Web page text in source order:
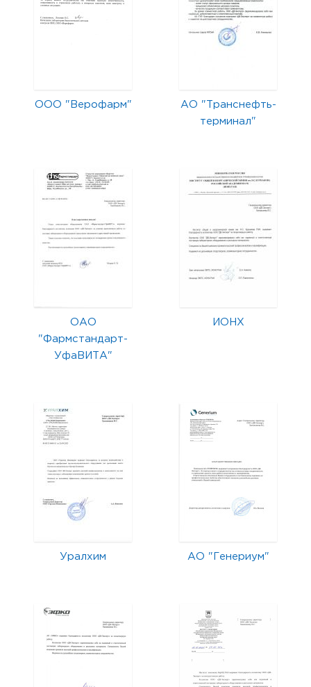
ООО "Верофарм"
АО "Транснефть-
терминал"
ОАО
"Фармстандарт-
УфаВИТА"
ИОНХ
Уралхим АО "Генериум"